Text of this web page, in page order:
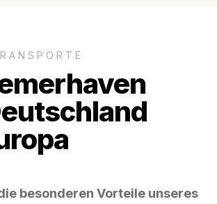
besonderen Vorteile unseres